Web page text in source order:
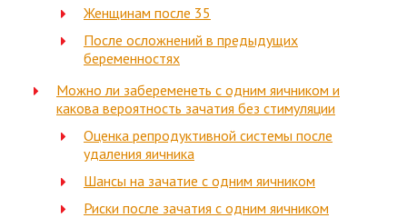
Женщинам после 35
После осложнений в предыдущих
беременностях
Можно ли забеременеть с одним яичником и
какова вероятность зачатия без стимуляции
Оценка репродуктивной системы после
удаления яичника
Шансы на зачатие с одним яичником
Риски после зачатия с одним яичником